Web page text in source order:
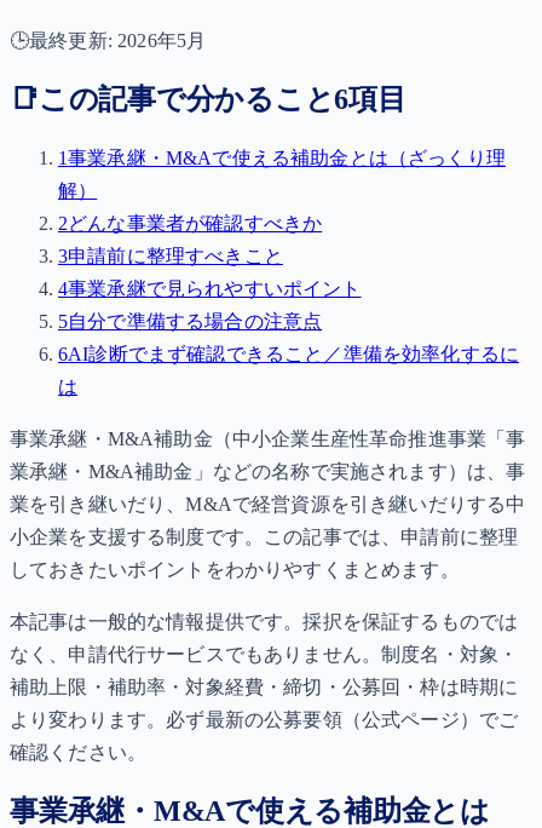
🕒最終更新: 2026年5月
📑この記事で分かること6項目
1事業承継・M&Aで使える補助金とは（ざっくり理
解）
2どんな事業者が確認すべきか
3申請前に整理すべきこと
4事業承継で見られやすいポイント
5自分で準備する場合の注意点
6AI診断でまず確認できること／準備を効率化するに
は
事業承継・M&A補助金（中小企業生産性革命推進事業「事
業承継・M&A補助金」などの名称で実施されます）は、事
業を引き継いだり、M&Aで経営資源を引き継いだりする中
小企業を支援する制度です。この記事では、申請前に整理
しておきたいポイントをわかりやすくまとめます。
本記事は一般的な情報提供です。採択を保証するものでは
なく、申請代行サービスでもありません。制度名・対象・
補助上限・補助率・対象経費・締切・公募回・枠は時期に
より変わります。必ず最新の公募要領（公式ページ）でご
確認ください。
事業承継・M&Aで使える補助金とは